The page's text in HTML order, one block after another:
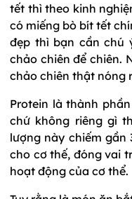
tết thì theo kinh
có miếng bò bít tết
đẹp thì bạn cần chú
chảo chiên để chiên.
chảo chiên thật nóng
Protein là thành
chứ không riêng gì
lượng này chiếm gần
cho cơ thế, đóng vai
hoạt động của cơ thể.